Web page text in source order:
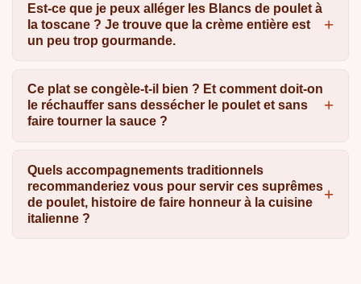
Est-ce que je peux alléger les Blancs de poulet à
la toscane ? Je trouve que la crème entière est
un peu trop gourmande.
Ce plat se congèle-t-il bien ? Et comment doit-on
le réchauffer sans dessécher le poulet et sans
faire tourner la sauce ?
Quels accompagnements traditionnels
recommanderiez vous pour servir ces suprêmes
de poulet, histoire de faire honneur à la cuisine
italienne ?